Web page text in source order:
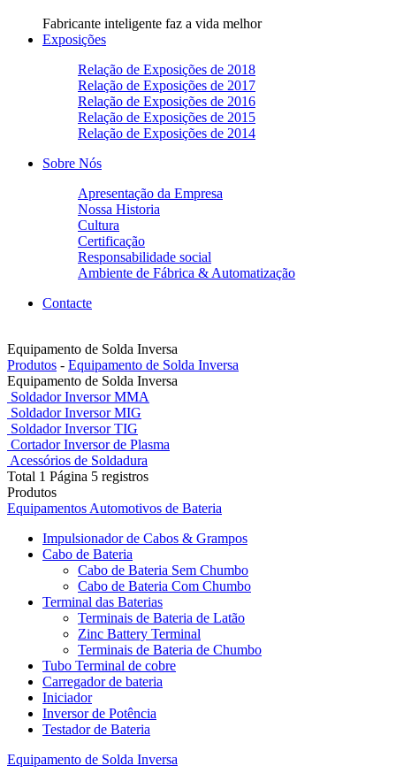
Fabricante inteligente faz a vida melhor
Exposições
Relação de Exposições de 2018
Relação de Exposições de 2017
Relação de Exposições de 2016
Relação de Exposições de 2015
Relação de Exposições de 2014
Sobre Nós
Apresentação da Empresa
Nossa Historia
Cultura
Certificação
Responsabilidade social
Ambiente de Fábrica & Automatização
Contacte
Equipamento de Solda Inversa
Produtos - Equipamento de Solda Inversa
Equipamento de Solda Inversa
Soldador Inversor MMA
Soldador Inversor MIG
Soldador Inversor TIG
Cortador Inversor de Plasma
Acessórios de Soldadura
Total 1 Página 5 registros
Produtos
Equipamentos Automotivos de Bateria
Impulsionador de Cabos & Grampos
Cabo de Bateria
Cabo de Bateria Sem Chumbo
Cabo de Bateria Com Chumbo
Terminal das Baterias
Terminais de Bateria de Latão
Zinc Battery Terminal
Terminais de Bateria de Chumbo
Tubo Terminal de cobre
Carregador de bateria
Iniciador
Inversor de Potência
Testador de Bateria
Equipamento de Solda Inversa